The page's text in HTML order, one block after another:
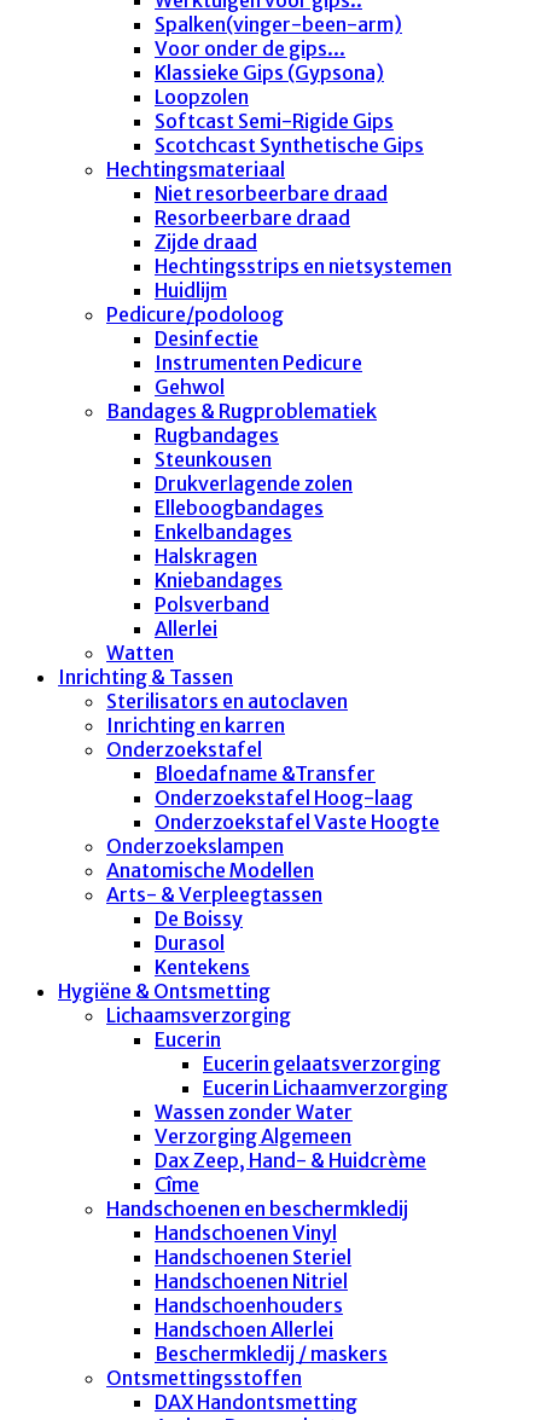
Spalken(vinger-been-arm)
Voor onder de gips...
Klassieke Gips (Gypsona)
Loopzolen
Softcast Semi-Rigide Gips
Scotchcast Synthetische Gips
Hechtingsmateriaal
Niet resorbeerbare draad
Resorbeerbare draad
Zijde draad
Hechtingsstrips en nietsystemen
Huidlijm
Pedicure/podoloog
Desinfectie
Instrumenten Pedicure
Gehwol
Bandages & Rugproblematiek
Rugbandages
Steunkousen
Drukverlagende zolen
Elleboogbandages
Enkelbandages
Halskragen
Kniebandages
Polsverband
Allerlei
Watten
Inrichting & Tassen
Sterilisators en autoclaven
Inrichting en karren
Onderzoekstafel
Bloedafname &Transfer
Onderzoekstafel Hoog-laag
Onderzoekstafel Vaste Hoogte
Onderzoekslampen
Anatomische Modellen
Arts- & Verpleegtassen
De Boissy
Durasol
Kentekens
Hygiëne & Ontsmetting
Lichaamsverzorging
Eucerin
Eucerin gelaatsverzorging
Eucerin Lichaamverzorging
Wassen zonder Water
Verzorging Algemeen
Dax Zeep, Hand- & Huidcrème
Cîme
Handschoenen en beschermkledij
Handschoenen Vinyl
Handschoenen Steriel
Handschoenen Nitriel
Handschoenhouders
Handschoen Allerlei
Beschermkledij / maskers
Ontsmettingsstoffen
DAX Handontsmetting